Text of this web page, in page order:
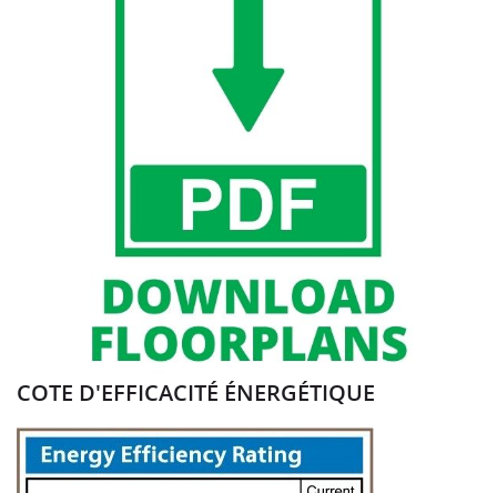
COTE D'EFFICACITÉ ÉNERGÉTIQUE